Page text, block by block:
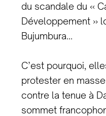
du scandale du «
Développement »
Bujumbura…
C’est pourquoi,
protester en
contre la tenue à
sommet